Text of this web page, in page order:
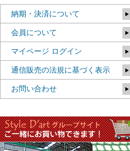
納期・決済について
会員について
マイページ ログイン
通信販売の法規に基づく表示
お問い合わせ